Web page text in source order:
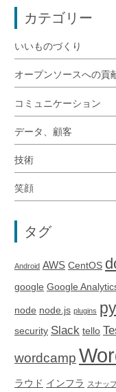
カテゴリー
いいものづくり
オープンソースへの貢
コミュニケーション
データ、顧客
技術
笑顔
タグ
Android AWS CentOS
google Google
node node.js plugins
security Slack tello
wordcamp
ラウド インフラ スナッ